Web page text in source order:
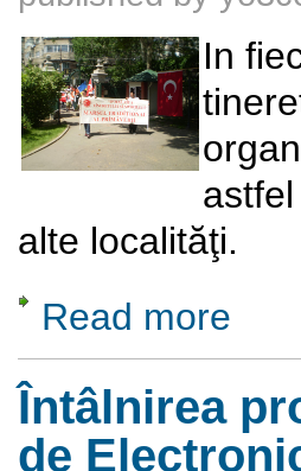
In
alte localităţi.
Read more
Întâlnirea
de